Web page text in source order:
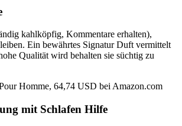
kahlköpfig, Kommentare erhalten),
Ein bewährtes Signatur Duft vermittelt
Qualität wird behalten sie süchtig zu
Homme, 64,74 USD bei Amazon.com
mit Schlafen Hilfe